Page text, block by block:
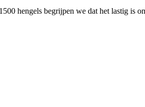
hengels begrijpen we dat het lastig is